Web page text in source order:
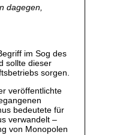
dagegen,
im Sog des
sollte dieser
sorgen.
veröffentlichte
bedeutete für
verwandelt –
von Monopolen